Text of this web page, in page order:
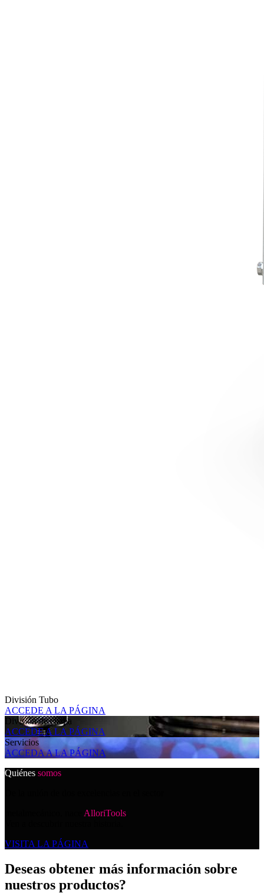
División Tubo
ACCEDE A LA PÁGINA
División de chapa
ACCEDE A LA PÁGINA
Servicios
ACCEDA A LA PÁGINA
Quiénes somos
AlloriTools
VISITA LA PÁGINA
Deseas obtener más información sobre
nuestros productos?